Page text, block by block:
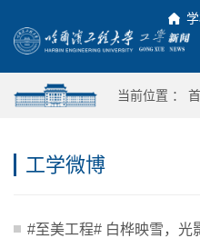
当前位置 ：
工学微博
#至美工程# 白桦映雪，光影绘冬